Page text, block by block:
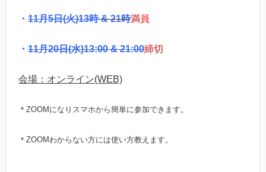
・ 11月5日(火)13時& 21時満員
・ 11月20日(水)13:00 & 21:00締切
会場：オンライン(WEB)
＊ZOOMになりスマホから簡単に参加できます。
＊ZOOMわからない方には使い方教えます。